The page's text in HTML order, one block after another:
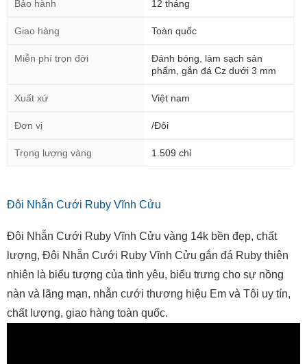
Bảo hành 12 tháng
Giao hàng Toàn quốc
Miễn phí trọn đời
Đánh bóng, làm sạch sản
phẩm, gắn đá Cz dưới 3 mm
Xuất xứ Việt nam
Đơn vị /Đôi
Trọng lượng vàng 1.509 chỉ
Đôi Nhẫn Cưới Ruby Vĩnh Cửu
Đôi Nhẫn Cưới Ruby Vĩnh Cửu vàng 14k bền đẹp, chất
lượng, Đôi Nhẫn Cưới Ruby Vĩnh Cửu gắn đá Ruby thiên
nhiên là biểu tượng của tình yêu, biểu trưng cho sự nồng
nàn và lãng mạn, nhẫn cưới thương hiệu Em và Tôi uy tín,
chất lượng, giao hàng toàn quốc.